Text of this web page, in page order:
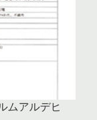
ムアルデヒ